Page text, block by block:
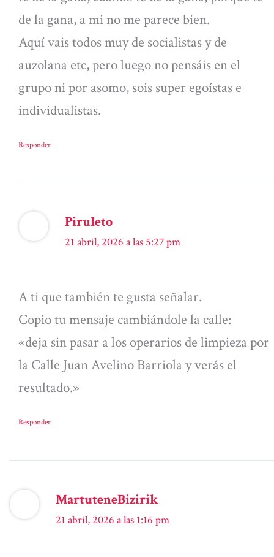
de la gana, a mi no me parece bien.
Aquí vais todos muy de socialistas y de
auzolana etc, pero luego no pensáis en el
grupo ni por asomo, sois super egoístas e
individualistas.
Responder
Piruleto
21 abril, 2026 a las 5:27 pm
A ti que también te gusta señalar.
Copio tu mensaje cambiándole la calle:
«deja sin pasar a los operarios de limpieza por
la Calle Juan Avelino Barriola y verás el
resultado.»
Responder
MartuteneBizirik
21 abril, 2026 a las 1:16 pm